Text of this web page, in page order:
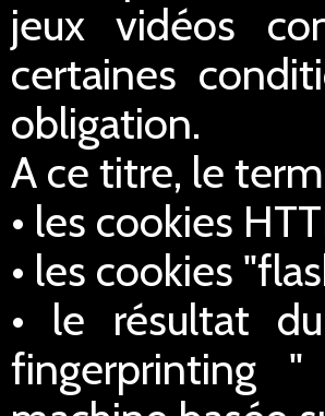
jeux vidéos
certaines
obligation.
A ce titre, le
• les cookies
• les cookies
• le résultat
fingerprinting